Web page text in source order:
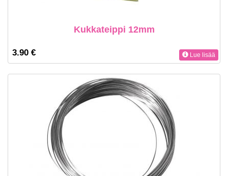
Kukkateippi 12mm
3.90 € Lue lisää